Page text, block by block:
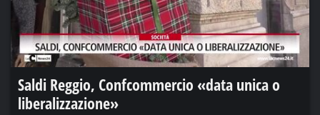
Saldi Reggio, Confcommercio «data unica o
liberalizzazione»